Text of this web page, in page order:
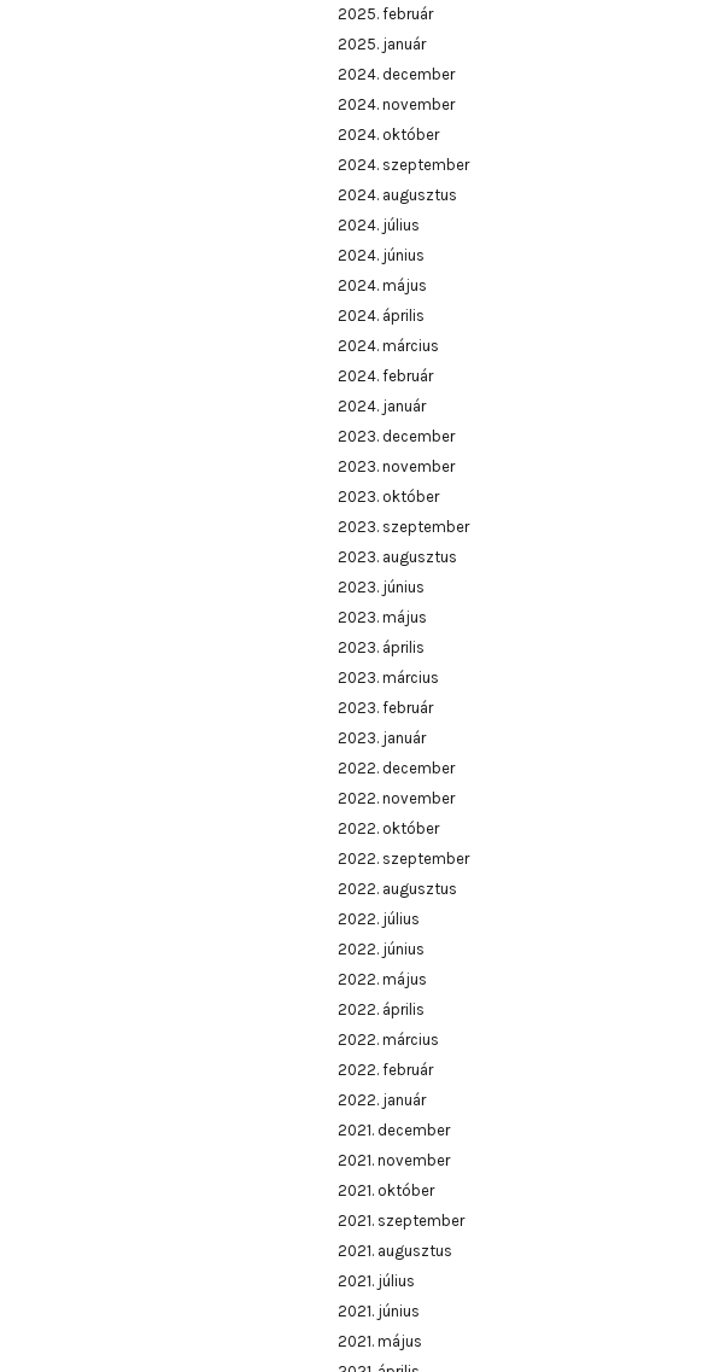
2025. február
2025. január
2024. december
2024. november
2024. október
2024. szeptember
2024. augusztus
2024. július
2024. június
2024. május
2024. április
2024. március
2024. február
2024. január
2023. december
2023. november
2023. október
2023. szeptember
2023. augusztus
2023. június
2023. május
2023. április
2023. március
2023. február
2023. január
2022. december
2022. november
2022. október
2022. szeptember
2022. augusztus
2022. július
2022. június
2022. május
2022. április
2022. március
2022. február
2022. január
2021. december
2021. november
2021. október
2021. szeptember
2021. augusztus
2021. július
2021. június
2021. május